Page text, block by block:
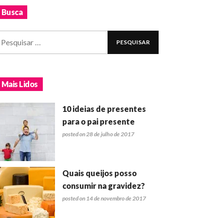
Busca
Mais Lidos
10 ideias de presentes
para o pai presente
posted on 28 de julho de 2017
Quais queijos posso
consumir na gravidez?
posted on 14 de novembro de 2017